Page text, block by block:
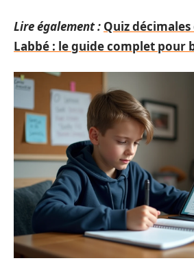
Lire également : Quiz
Labbé : le guide complet pour